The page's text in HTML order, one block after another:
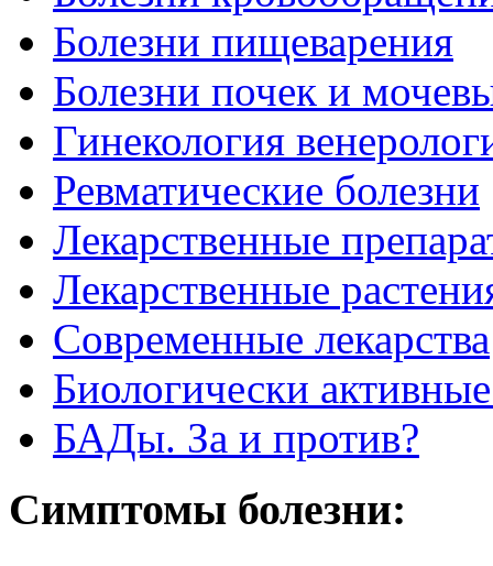
Болезни пищеварения
Болезни почек и
Гинекология
Ревматические болезни
Лекарственные
Лекарственные
Современные лекарства
Биологически
БАДы. За и против?
Симптомы болезни: